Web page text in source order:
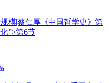
模|蔡仁厚《中国哲学史》第
”>第6节